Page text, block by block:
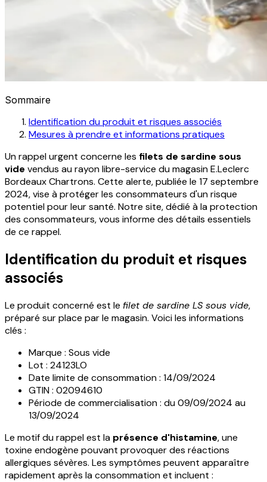
Sommaire
Identification du produit et risques associés
Mesures à prendre et informations pratiques
Un rappel urgent concerne les filets de sardine sous
vide vendus au rayon libre-service du magasin E.Leclerc
Bordeaux Chartrons. Cette alerte, publiée le 17 septembre
2024, vise à protéger les consommateurs d'un risque
potentiel pour leur santé. Notre site, dédié à la protection
des consommateurs, vous informe des détails essentiels
de ce rappel.
Identification du produit et risques
associés
Le produit concerné est le filet de sardine LS sous vide,
préparé sur place par le magasin. Voici les informations
clés :
Marque : Sous vide
Lot : 24123LO
Date limite de consommation : 14/09/2024
GTIN : 02094610
Période de commercialisation : du 09/09/2024 au
13/09/2024
Le motif du rappel est la présence d'histamine, une
toxine endogène pouvant provoquer des réactions
allergiques sévères. Les symptômes peuvent apparaître
rapidement après la consommation et incluent :